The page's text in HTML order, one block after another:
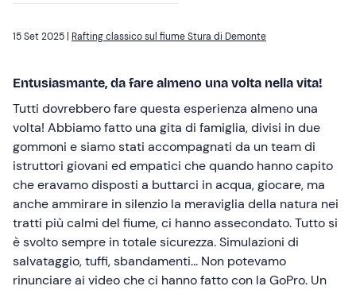
15 Set 2025 | Rafting classico sul fiume Stura di Demonte
Entusiasmante, da fare almeno una volta nella vita!
Tutti dovrebbero fare questa esperienza almeno una
volta! Abbiamo fatto una gita di famiglia, divisi in due
gommoni e siamo stati accompagnati da un team di
istruttori giovani ed empatici che quando hanno capito
che eravamo disposti a buttarci in acqua, giocare, ma
anche ammirare in silenzio la meraviglia della natura nei
tratti più calmi del fiume, ci hanno assecondato. Tutto si
è svolto sempre in totale sicurezza. Simulazioni di
salvataggio, tuffi, sbandamenti... Non potevamo
rinunciare ai video che ci hanno fatto con la GoPro. Un